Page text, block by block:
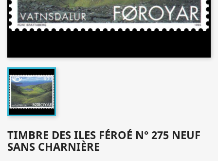
TIMBRE DES ILES FÉROÉ N° 275 NEUF
SANS CHARNIÈRE